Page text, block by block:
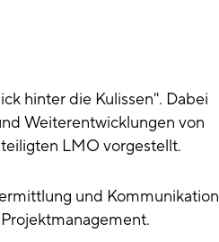
hinter die Kulissen". Dabei
Weiterentwicklungen von
LMO vorgestellt.
und Kommunikation